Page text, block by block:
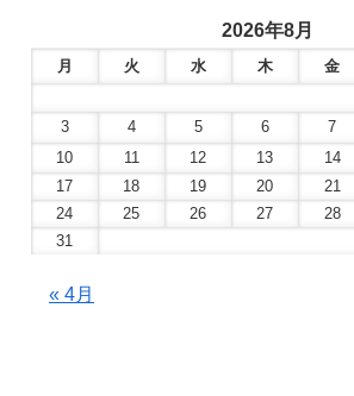
2026年8月
月 火 水 木 金
3
4 5 6 7
10
11 12 13 14
17
18 19 20 21
24
25 26 27 28
31
« 4月